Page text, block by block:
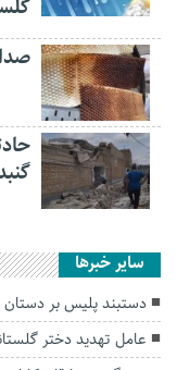
سایر خبرها
دستبند پلیس بر
عامل تهدید دختر